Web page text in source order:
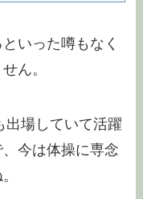
いった噂もなく
ん。
出場していて活躍
今は体操に専念